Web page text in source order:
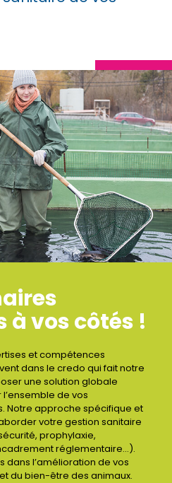
à vos côtés !
et compétences
dans le credo qui fait notre
une solution globale
de vos
Notre approche spécifique et
votre gestion sanitaire
prophylaxie,
réglementaire…).
dans l’amélioration de vos
du bien-être des animaux.